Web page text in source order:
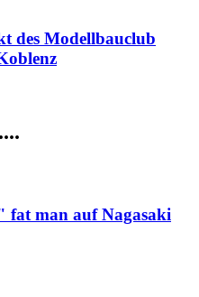
des Modellbauclub
fat man auf Nagasaki